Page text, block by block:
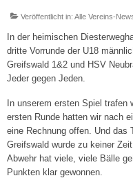
Sponsoren/
Unsere
Unserer
CLUB365
Sponsor/
2. Damen
Veröffentlicht in: Alle Vereins-
In der heimischen
dritte Vorrunde der U18
Greifswald 1&2 und HSV
Jeder gegen Jeden.
In unserem ersten Spiel trafen
ersten Runde hatten wir nach
eine Rechnung offen. Und das
Greifswald wurde zu keiner
Abwehr hat viele, viele Bälle
Punkten klar gewonnen.